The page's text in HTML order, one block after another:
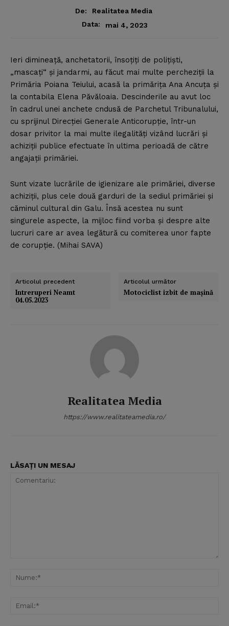
De:
Realitatea Media
Data:
mai 4, 2023
Ieri dimineaţă, anchetatorii, însoţiţi de poliţişti,
„mascaţi“ şi jandarmi, au făcut mai multe percheziţii la
Primăria Poiana Teiului, acasă la primăriţa Ana Ancuţa şi
la contabila Elena Păvăloaia. Descinderile au avut loc
în cadrul unei anchete cndusă de Parchetul Tribunalului,
cu sprijinul Direcţiei Generale Anticorupţie, într-un
dosar privitor la mai multe ilegalităţi vizând lucrări şi
achiziţii publice efectuate în ultima perioadă de către
angajaţii primăriei.
Sunt vizate lucrările de igienizare ale primăriei, diverse
achiziţii, plus cele două garduri de la sediul primăriei şi
căminul cultural din Galu. Însă acestea nu sunt
singurele aspecte, la mijloc fiind vorba şi despre alte
lucruri care ar avea legătură cu comiterea unor fapte
de corupţie. (Mihai SAVA)
Articolul precedent
Intreruperi Neamt
04.05.2023
Articolul următor
Motociclist izbit de maşină
Realitatea Media
https://www.realitateamedia.ro/
LĂSAȚI UN MESAJ